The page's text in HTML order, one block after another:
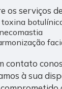
os serviços
contato
à sua